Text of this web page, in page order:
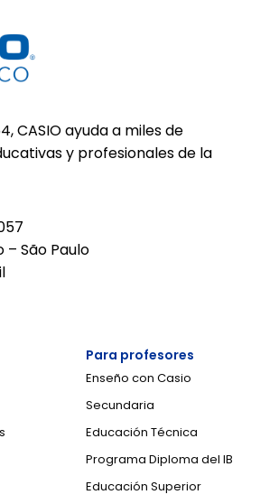
CASIO ayuda a miles de
y profesionales de la
São Paulo
Para profesores
Enseño con Casio
Secundaria
Educación Técnica
Programa Diploma del IB
Educación Superior